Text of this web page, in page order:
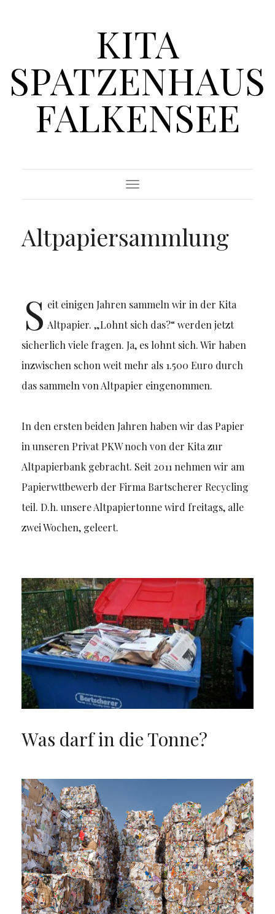
KITA
SPATZENHAUS
FALKENSEE
Toggle Navigation
Altpapiersammlung
S eit einigen Jahren sammeln wir in der Kita
Altpapier. „Lohnt sich das?“ werden jetzt
sicherlich viele fragen. Ja, es lohnt sich. Wir haben
inzwischen schon weit mehr als 1.500 Euro durch
das sammeln von Altpapier eingenommen.
In den ersten beiden Jahren haben wir das Papier
in unseren Privat PKW noch von der Kita zur
Altpapierbank gebracht. Seit 2011 nehmen wir am
Papierwttbewerb der Firma Bartscherer Recycling
teil. D.h. unsere Altpapiertonne wird freitags, alle
zwei Wochen, geleert.
Was darf in die Tonne?